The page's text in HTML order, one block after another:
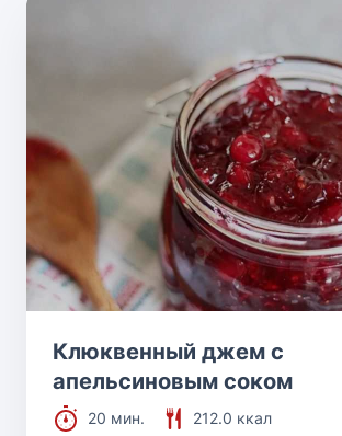
Клюквенный джем с
апельсиновым соком
20 мин.
212.0 ккал